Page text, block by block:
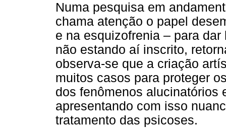
Numa pesquisa em
chama atenção o papel
e na esquizofrenia – para
não estando aí inscrito,
observa-se que a criação
muitos casos para proteger
dos fenômenos alucinatórios
apresentando com isso
tratamento das psicoses.